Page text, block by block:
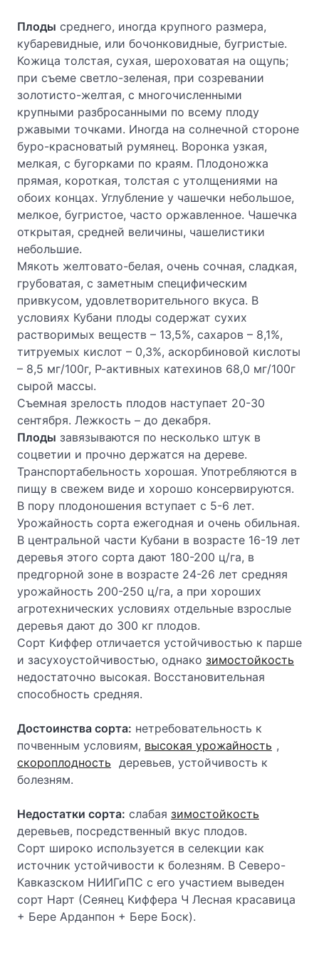
Плоды среднего, иногда крупного размера,
кубаревидные, или бочонковидные, бугристые.
Кожица толстая, сухая, шероховатая на ощупь;
при съеме светло-зеленая, при созревании
золотисто-желтая, с многочисленными
крупными разбросанными по всему плоду
ржавыми точками. Иногда на солнечной стороне
буро-красноватый румянец. Воронка узкая,
мелкая, с бугорками по краям. Плодоножка
прямая, короткая, толстая с утолщениями на
обоих концах. Углубление у чашечки небольшое,
мелкое, бугристое, часто оржавленное. Чашечка
открытая, средней величины, чашелистики
небольшие.
Мякоть желтовато-белая, очень сочная, сладкая,
грубоватая, с заметным специфическим
привкусом, удовлетворительного вкуса. В
условиях Кубани плоды содержат сухих
растворимых веществ – 13,5%, сахаров – 8,1%,
титруемых кислот – 0,3%, аскорбиновой кислоты
– 8,5 мг/100г, Р-активных катехинов 68,0 мг/100г
сырой массы.
Съемная зрелость плодов наступает 20-30
сентября. Лежкость – до декабря.
Плоды завязываются по несколько штук в
соцветии и прочно держатся на дереве.
Транспортабельность хорошая. Употребляются в
пищу в свежем виде и хорошо консервируются.
В пору плодоношения вступает с 5-6 лет.
Урожайность сорта ежегодная и очень обильная.
В центральной части Кубани в возрасте 16-19 лет
деревья этого сорта дают 180-200 ц/га, в
предгорной зоне в возрасте 24-26 лет средняя
урожайность 200-250 ц/га, а при хороших
агротехнических условиях отдельные взрослые
деревья дают до 300 кг плодов.
Сорт Киффер отличается устойчивостью к парше
и засухоустойчивостью, однако зимостойкость
недостаточно высокая. Восстановительная
способность средняя.
Достоинства сорта: нетребовательность к
почвенным условиям, высокая урожайность ,
скороплодность деревьев, устойчивость к
болезням.
Недостатки сорта: слабая зимостойкость
деревьев, посредственный вкус плодов.
Сорт широко используется в селекции как
источник устойчивости к болезням. В Северо-
Кавказском НИИГиПС с его участием выведен
сорт Нарт (Сеянец Киффера Ч Лесная красавица
+ Бере Арданпон + Бере Боск).